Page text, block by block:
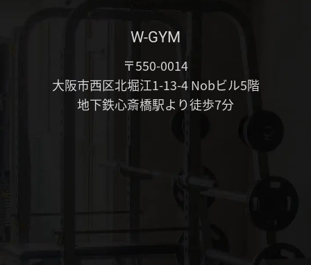
W-GYM
〒550-0014
大阪市西区北堀江1-13-4 Nobビル5階
地下鉄心斎橋駅より徒歩7分